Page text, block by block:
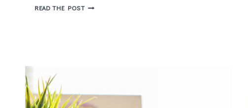
READ THE POSTBEDA
FOTOS